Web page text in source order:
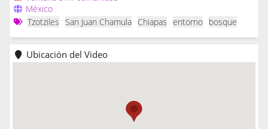
México
Tzotziles
San Juan Chamula Chiapas entorno bosque
Ubicación del Video